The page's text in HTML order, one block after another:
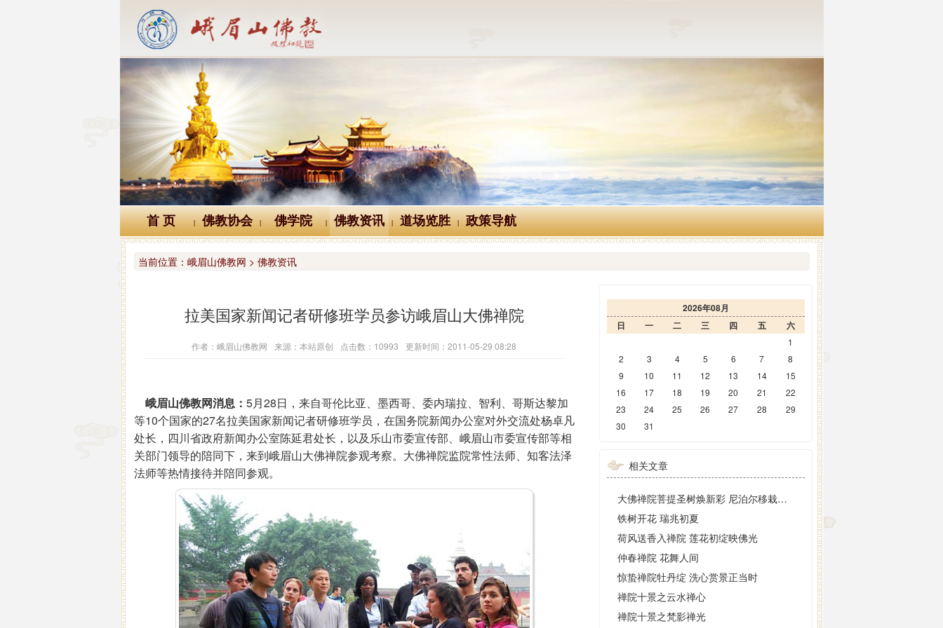
首 页 | 佛教协会 | 佛学院 | 佛教资讯 | 道场览胜 | 政策导航
当前位置： 峨眉山佛教网 > 佛教资讯
拉美国家新闻记者研修班学员参访峨眉山大佛禅院
作者：峨眉山佛教网 来源：本站原创 点击数：10993 更新时间：2011-05-29 08:28
峨眉山佛教网消息： 5月28日，来自哥伦比亚、墨西哥、委内瑞拉、智利、哥斯达黎加
等10个国家的27名拉美国家新闻记者研修班学员，在国务院新闻办公室对外交流处杨卓凡
处长，四川省政府新闻办公室陈延君处长，以及乐山市委宣传部、峨眉山市委宣传部等相
关部门领导的陪同下，来到峨眉山大佛禅院参观考察。大佛禅院监院常性法师、知客法泽
法师等热情接待并陪同参观。
2026年08月
日
一 二 三 四 五 六
1
2
3 4 5 6 7
8
9
10 11 12 13 14
15
16
17 18 19 20 21
22
23
24 25 26 27 28
29
30
31
相关文章
大佛禅院菩提圣树焕新彩 尼泊尔移栽二十载现金叶奇观
铁树开花 瑞兆初夏
荷风送香入禅院 莲花初绽映佛光
仲春禅院 花舞人间
惊蛰禅院牡丹绽 洗心赏景正当时
禅院十景之云水禅心
禅院十景之梵影禅光